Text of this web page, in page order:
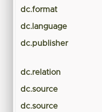
dc.format
dc.language
dc.publisher
dc.relation
dc.source
dc.source